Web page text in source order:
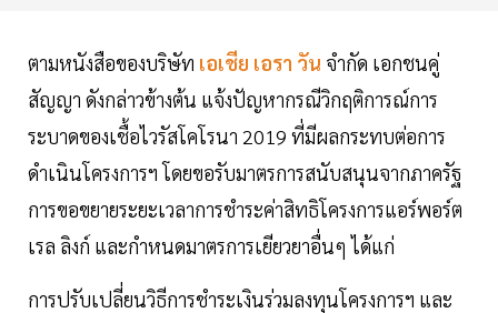
ตามหนังสือของบริษัท เอเชีย เอรา วัน จำกัด เอกชนคู่
สัญญา ดังกล่าวข้างต้น แจ้งปัญหากรณีวิกฤติการณ์การ
ระบาดของเชื้อไวรัสโคโรนา 2019 ที่มีผลกระทบต่อการ
ดำเนินโครงการฯ โดยขอรับมาตรการสนับสนุนจากภาครัฐ
การขอขยายระยะเวลาการชำระค่าสิทธิโครงการแอร์พอร์ต
เรล ลิงก์ และกำหนดมาตรการเยียวยาอื่นๆ ได้แก่
การปรับเปลี่ยนวิธีการชำระเงินร่วมลงทุนโครงการฯ และ